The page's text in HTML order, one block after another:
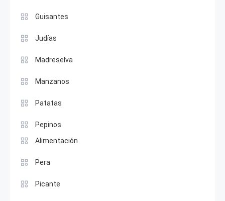
Guisantes
Judías
Madreselva
Manzanos
Patatas
Pepinos
Alimentación
Pera
Picante